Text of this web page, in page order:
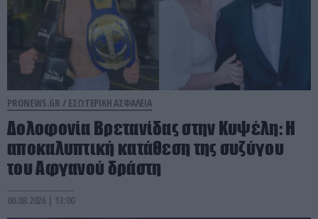
PRONEWS.GR / ΕΣΩΤΕΡΙΚΗ ΑΣΦΑΛΕΙΑ
Δολοφονία Βρετανίδας στην Κυψέλη: Η
αποκαλυπτική κατάθεση της συζύγου
του Αφγανού δράστη
06.08.2026 | 13:00